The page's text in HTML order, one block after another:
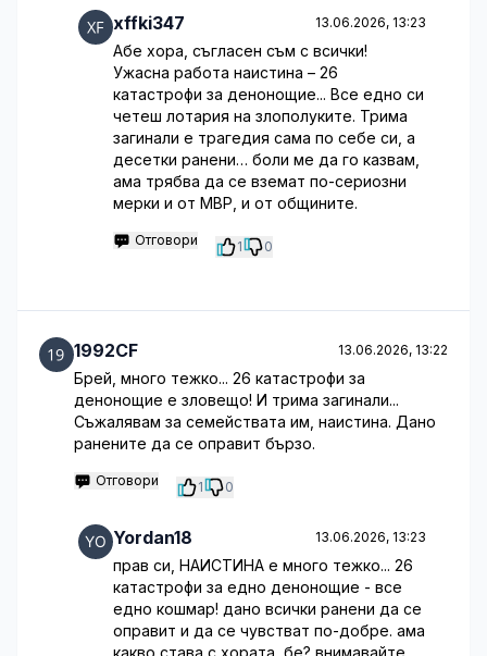
xffki347 13.06.2026, 13:23
Абе хора, съгласен съм с всички!
Ужасна работа наистина – 26
катастрофи за денонощие... Все едно си
четеш лотария на злополуките. Трима
загинали е трагедия сама по себе си, а
десетки ранени… боли ме да го казвам,
ама трябва да се вземат по-сериозни
мерки и от МВР, и от общините.
Отговори 1 0
1992CF 13.06.2026, 13:22
Брей, много тежко... 26 катастрофи за
денонощие е зловещо! И трима загинали...
Съжалявам за семействата им, наистина. Дано
ранените да се оправит бързо.
Отговори 1 0
Yordan18 13.06.2026, 13:23
прав си, НАИСТИНА е много тежко... 26
катастрофи за едно денонощие - все
едно кошмар! дано всички ранени да се
оправит и да се чувстват по-добре. ама
какво става с хората, бе? внимавайте